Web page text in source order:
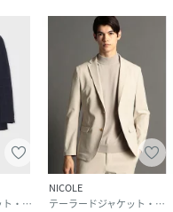
テーラードジャケット・ブレザー
NICOLE
テーラードジャケット・ブレザー